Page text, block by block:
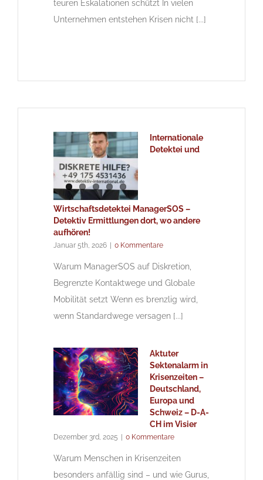
teuren Eskalationen schützt In vielen
Unternehmen entstehen Krisen nicht [...]
Internationale
Detektei und
Wirtschaftsdetektei ManagerSOS –
Detektiv Ermittlungen dort, wo andere
aufhören!
Januar 5th, 2026 0 Kommentare
Warum ManagerSOS auf Diskretion,
Begrenzte Kontaktwege und Globale
Mobilität setzt Wenn es brenzlig wird,
wenn Standardwege versagen [...]
Aktuter
Sektenalarm in
Krisenzeiten –
Deutschland,
Europa und
Schweiz – D-A-
CH im Visier
Dezember 3rd, 2025 0 Kommentare
Warum Menschen in Krisenzeiten
besonders anfällig sind – und wie Gurus,